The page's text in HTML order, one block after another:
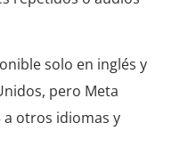
solo en inglés y
pero Meta
otros idiomas y